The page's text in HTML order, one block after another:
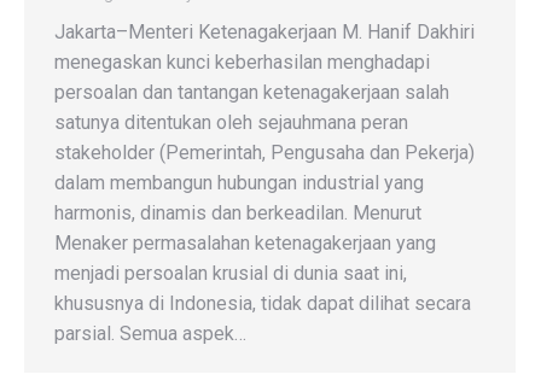
Jakarta–Menteri Ketenagakerjaan M. Hanif Dakhiri
menegaskan kunci keberhasilan menghadapi
persoalan dan tantangan ketenagakerjaan salah
satunya ditentukan oleh sejauhmana peran
stakeholder (Pemerintah, Pengusaha dan Pekerja)
dalam membangun hubungan industrial yang
harmonis, dinamis dan berkeadilan. Menurut
Menaker permasalahan ketenagakerjaan yang
menjadi persoalan krusial di dunia saat ini,
khususnya di Indonesia, tidak dapat dilihat secara
parsial. Semua aspek…